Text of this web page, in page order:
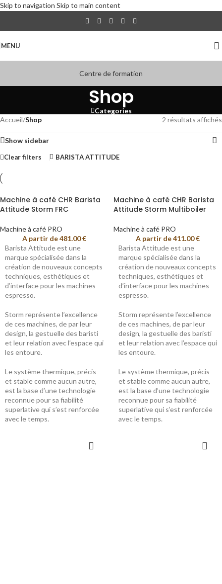
Skip to navigation Skip to main content
MENU
Centre de formation
Shop
Categories
Accueil/Shop 2 résultats affichés
Show sidebar
Clear filters BARISTA ATTITUDE
Machine à café CHR Barista
Attitude Storm FRC
Machine à café PRO
A partir de481.00€
Barista Attitude est une
marque spécialisée dans la
création de nouveaux concepts
techniques, esthétiques et
d’interface pour les machines
espresso.
Storm représente l’excellence
de ces machines, de par leur
design, la gestuelle des baristi
et leur relation avec l’espace qui
les entoure.
Le système thermique, précis
et stable comme aucun autre,
est la base d’une technologie
reconnue pour sa fiabilité
superlative qui s’est renforcée
avec le temps.
Machine à café CHR Barista
Attitude Storm Multiboiler
Machine à café PRO
A partir de411.00€
Barista Attitude est une
marque spécialisée dans la
création de nouveaux concepts
techniques, esthétiques et
d’interface pour les machines
espresso.
Storm représente l’excellence
de ces machines, de par leur
design, la gestuelle des baristi
et leur relation avec l’espace qui
les entoure.
Le système thermique, précis
et stable comme aucun autre,
est la base d’une technologie
reconnue pour sa fiabilité
superlative qui s’est renforcée
avec le temps.